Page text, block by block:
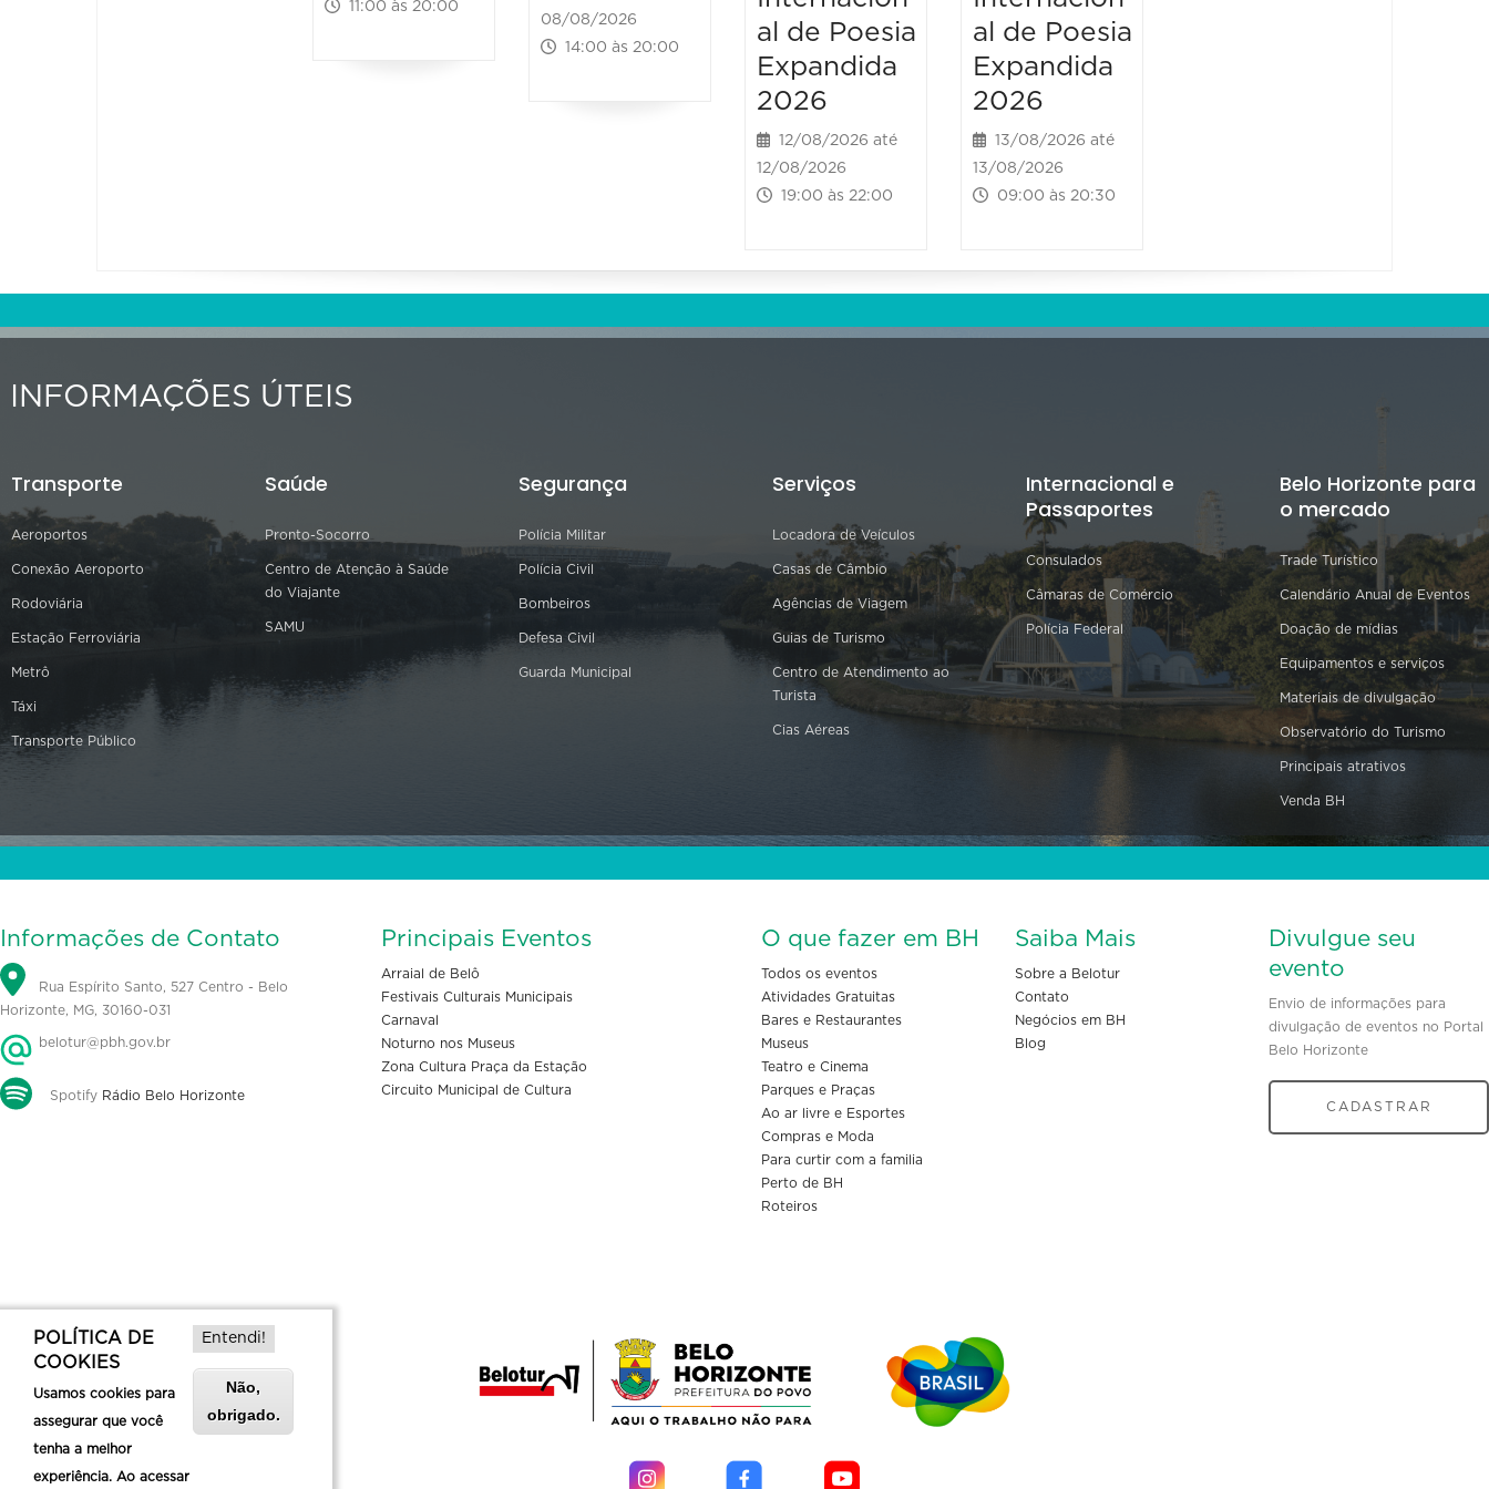
11:00 às 20:00
08/08/2026
14:00 às 20:00
al de Poesia
Expandida
2026
12/08/2026 até
12/08/2026
19:00 às 22:00
al de Poesia
Expandida
2026
13/08/2026 até
13/08/2026
09:00 às 20:30
INFORMAÇÕES ÚTEIS
Transporte
Aeroportos
Conexão Aeroporto
Rodoviária
Estação Ferroviária
Metrô
Táxi
Transporte Público
Saúde
Pronto-Socorro
Centro de Atenção à Saúde
do Viajante
SAMU
Segurança
Polícia Militar
Polícia Civil
Bombeiros
Defesa Civil
Guarda Municipal
Serviços
Locadora de Veículos
Casas de Câmbio
Agências de Viagem
Guias de Turismo
Centro de Atendimento ao
Turista
Cias Aéreas
Internacional e
Passaportes
Consulados
Câmaras de Comércio
Polícia Federal
Belo Horizonte para
o mercado
Trade Turístico
Calendário Anual de Eventos
Doação de mídias
Equipamentos e serviços
Materiais de divulgação
Observatório do Turismo
Principais atrativos
Venda BH
Informações de Contato
Rua Espírito Santo, 527 Centro - Belo
Horizonte, MG, 30160-031
belotur@pbh.gov.br
Spotify Rádio Belo Horizonte
Principais Eventos
Arraial de Belô
Festivais Culturais Municipais
Carnaval
Noturno nos Museus
Zona Cultura Praça da Estação
Circuito Municipal de Cultura
O que fazer em BH
Todos os eventos
Atividades Gratuitas
Bares e Restaurantes
Museus
Teatro e Cinema
Parques e Praças
Ao ar livre e Esportes
Compras e Moda
Para curtir com a familia
Perto de BH
Roteiros
Saiba Mais
Sobre a Belotur
Contato
Negócios em BH
Blog
Divulgue seu
evento
Envio de informações para
divulgação de eventos no Portal
Belo Horizonte
CADASTRAR
POLÍTICA DE
COOKIES
Usamos cookies para
assegurar que você
tenha a melhor
experiência. Ao acessar
Entendi!
Não,
obrigado.